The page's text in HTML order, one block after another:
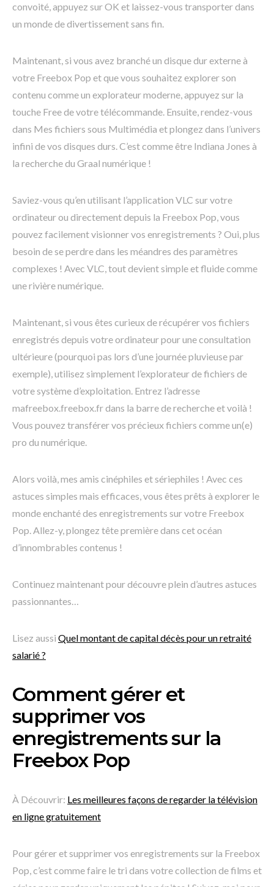
convoité, appuyez sur OK et laissez-vous transporter dans
un monde de divertissement sans fin.
Maintenant, si vous avez branché un disque dur externe à
votre Freebox Pop et que vous souhaitez explorer son
contenu comme un explorateur moderne, appuyez sur la
touche Free de votre télécommande. Ensuite, rendez-vous
dans Mes fichiers sous Multimédia et plongez dans l’univers
infini de vos disques durs. C’est comme être Indiana Jones à
la recherche du Graal numérique !
Saviez-vous qu’en utilisant l’application VLC sur votre
ordinateur ou directement depuis la Freebox Pop, vous
pouvez facilement visionner vos enregistrements ? Oui, plus
besoin de se perdre dans les méandres des paramètres
complexes ! Avec VLC, tout devient simple et fluide comme
une rivière numérique.
Maintenant, si vous êtes curieux de récupérer vos fichiers
enregistrés depuis votre ordinateur pour une consultation
ultérieure (pourquoi pas lors d’une journée pluvieuse par
exemple), utilisez simplement l’explorateur de fichiers de
votre système d’exploitation. Entrez l’adresse
mafreebox.freebox.fr dans la barre de recherche et voilà !
Vous pouvez transférer vos précieux fichiers comme un(e)
pro du numérique.
Alors voilà, mes amis cinéphiles et sériephiles ! Avec ces
astuces simples mais efficaces, vous êtes prêts à explorer le
monde enchanté des enregistrements sur votre Freebox
Pop. Allez-y, plongez tête première dans cet océan
d’innombrables contenus !
Continuez maintenant pour découvre plein d’autres astuces
passionnantes…
Lisez aussi Quel montant de capital décès pour un retraité
salarié ?
Comment gérer et
supprimer vos
enregistrements sur la
Freebox Pop
À Découvrir: Les meilleures façons de regarder la télévision
en ligne gratuitement
Pour gérer et supprimer vos enregistrements sur la Freebox
Pop, c’est comme faire le tri dans votre collection de films et